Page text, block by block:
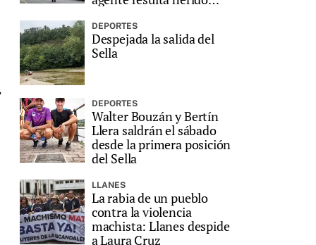
DEPORTES
Despejada la salida del
Sella
DEPORTES
Walter Bouzán y Bertín
Llera saldrán el sábado
desde la primera posición
del Sella
LLANES
La rabia de un pueblo
contra la violencia
machista: Llanes despide
a Laura Cruz